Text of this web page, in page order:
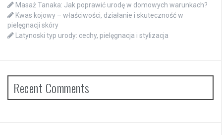
Masaż Tanaka: Jak poprawić urodę w domowych warunkach?
Kwas kojowy – właściwości, działanie i skuteczność w
pielęgnacji skóry
Latynoski typ urody: cechy, pielęgnacja i stylizacja
Recent Comments